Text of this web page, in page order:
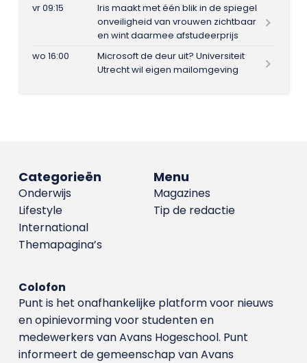
vr 09:15
Iris maakt met één blik in de spiegel
onveiligheid van vrouwen zichtbaar
en wint daarmee afstudeerprijs
wo 16:00
Microsoft de deur uit? Universiteit
Utrecht wil eigen mailomgeving
Menu
Magazines
Tip de redactie
Categorieën
Onderwijs
Lifestyle
International
Themapagina’s
Colofon
Punt is het onafhankelijke platform voor nieuws
en opinievorming voor studenten en
medewerkers van Avans Hoge­school. Punt
informeert de gemeenschap van Avans